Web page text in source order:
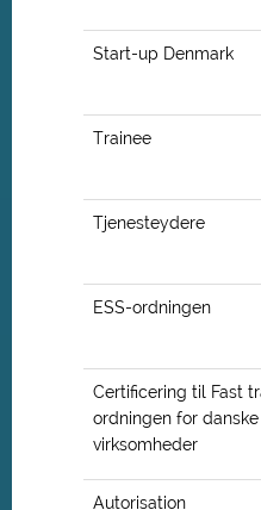
Start-up Denmark
Trainee
Tjenesteydere
ESS-ordningen
Certificering til Fast
ordningen for danske
virksomheder
Autorisation